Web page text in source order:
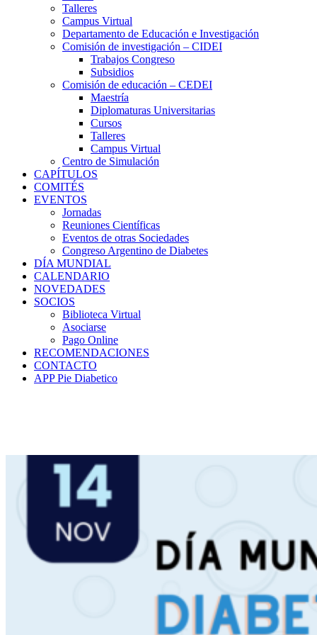
Talleres
Campus Virtual
Departamento de Educación e Investigación
Comisión de investigación – CIDEI
Trabajos Congreso
Subsidios
Comisión de educación – CEDEI
Maestría
Diplomaturas Universitarias
Cursos
Talleres
Campus Virtual
Centro de Simulación
CAPÍTULOS
COMITÉS
EVENTOS
Jornadas
Reuniones Científicas
Eventos de otras Sociedades
Congreso Argentino de Diabetes
DÍA MUNDIAL
CALENDARIO
NOVEDADES
SOCIOS
Biblioteca Virtual
Asociarse
Pago Online
RECOMENDACIONES
CONTACTO
APP Pie Diabetico